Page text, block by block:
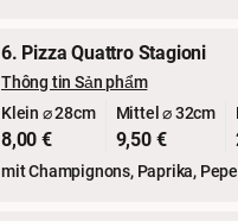
6. Pizza Quattro Stagioni
Thông tin Sản phẩm
Klein ⌀ 28cm
8,00 €
Mittel ⌀ 32cm
9,50 €
mit Champignons, Paprika,